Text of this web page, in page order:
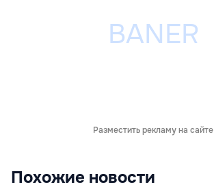
Разместить рекламу на сайте
Похожие новости